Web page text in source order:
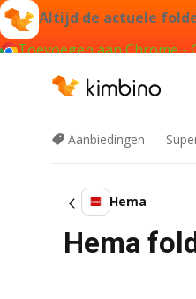
Altijd de actuele
Toevoegen aan Chrome -
Aanbiedingen
Hema
Hema